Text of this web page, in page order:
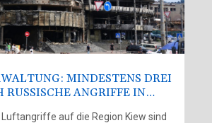
MINDESTENS DREI
RUSSISCHE ANGRIFFE IN
Luftangriffe auf die Region Kiew sind